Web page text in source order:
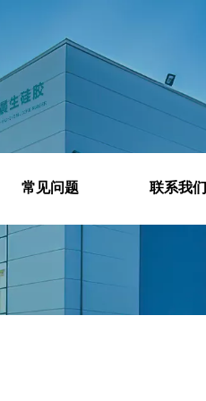
常见问题 联系我们